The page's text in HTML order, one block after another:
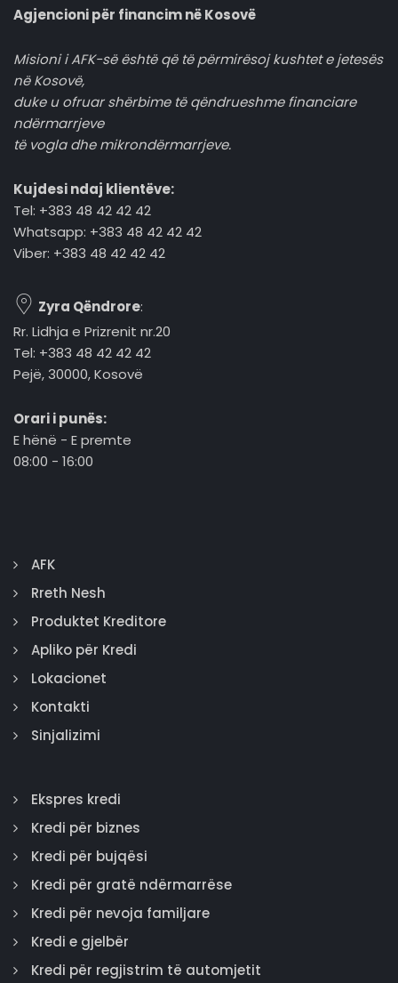
Agjencioni për financim në Kosovë
Misioni i AFK-së është që të përmirësoj kushtet e jetesës
në Kosovë,
duke u ofruar shërbime të qëndrueshme financiare
ndërmarrjeve
të vogla dhe mikrondërmarrjeve.
Kujdesi ndaj klientëve:
Tel: +383 48 42 42 42
Whatsapp: +383 48 42 42 42
Viber: +383 48 42 42 42
Zyra Qëndrore:
Rr. Lidhja e Prizrenit nr.20
Tel: +383 48 42 42 42
Pejë, 30000, Kosovë
Orari i punës:
E hënë - E premte
08:00 - 16:00
AFK
Rreth Nesh
Produktet Kreditore
Apliko për Kredi
Lokacionet
Kontakti
Sinjalizimi
Ekspres kredi
Kredi për biznes
Kredi për bujqësi
Kredi për gratë ndërmarrëse
Kredi për nevoja familjare
Kredi e gjelbër
Kredi për regjistrim të automjetit